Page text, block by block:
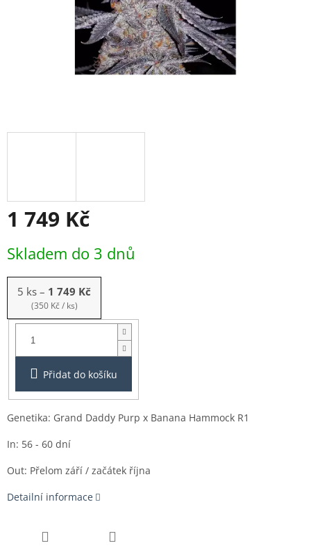
1 749 Kč
cena:
Skladem do 3 dnů
5 ks – 1 749 Kč
(350 Kč / ks)
Balení:
Přidat do košíku
Genetika: Grand Daddy Purp x Banana Hammock R1
In: 56 - 60 dní
Out: Přelom září / začátek října
Detailní informace